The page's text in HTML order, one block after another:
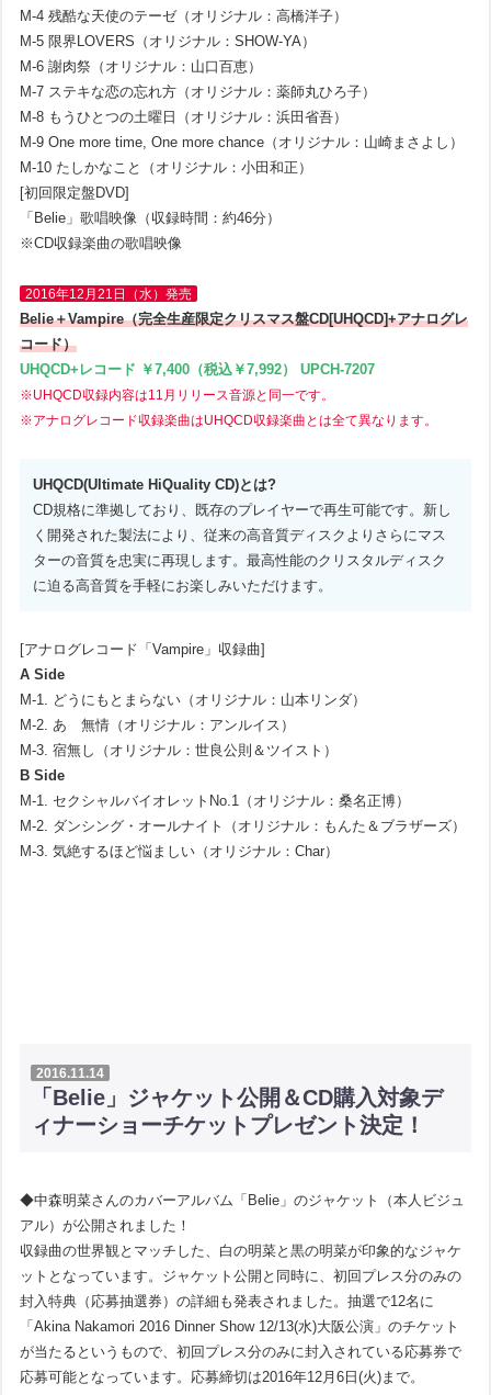
M-4 残酷な天使のテーゼ（オリジナル：高橋洋子）
M-5 限界LOVERS（オリジナル：SHOW-YA）
M-6 謝肉祭（オリジナル：山口百恵）
M-7 ステキな恋の忘れ方（オリジナル：薬師丸ひろ子）
M-8 もうひとつの土曜日（オリジナル：浜田省吾）
M-9 One more time, One more chance（オリジナル：山崎まさよし）
M-10 たしかなこと（オリジナル：小田和正）
[初回限定盤DVD]
「Belie」歌唱映像（収録時間：約46分）
※CD収録楽曲の歌唱映像
2016年12月21日（水）発売
Belie＋Vampire（完全生産限定クリスマス盤CD[UHQCD]+アナログレ
コード）
UHQCD+レコード ￥7,400（税込￥7,992） UPCH-7207
※UHQCD収録内容は11月リリース音源と同一です。
※アナログレコード収録楽曲はUHQCD収録楽曲とは全て異なります。
UHQCD(Ultimate HiQuality CD)とは?
CD規格に準拠しており、既存のプレイヤーで再生可能です。新し
く開発された製法により、従来の高音質ディスクよりさらにマス
ターの音質を忠実に再現します。最高性能のクリスタルディスク
に迫る高音質を手軽にお楽しみいただけます。
[アナログレコード「Vampire」収録曲]
A Side
M-1. どうにもとまらない（オリジナル：山本リンダ）
M-2. あゝ無情（オリジナル：アンルイス）
M-3. 宿無し（オリジナル：世良公則＆ツイスト）
B Side
M-1. セクシャルバイオレットNo.1（オリジナル：桑名正博）
M-2. ダンシング・オールナイト（オリジナル：もんた＆ブラザーズ）
M-3. 気絶するほど悩ましい（オリジナル：Char）
2016.11.14
「Belie」ジャケット公開＆CD購入対象デ
ィナーショーチケットプレゼント決定！
◆中森明菜さんのカバーアルバム「Belie」のジャケット（本人ビジュ
アル）が公開されました！
収録曲の世界観とマッチした、白の明菜と黒の明菜が印象的なジャケ
ットとなっています。ジャケット公開と同時に、初回プレス分のみの
封入特典（応募抽選券）の詳細も発表されました。抽選で12名に
「Akina Nakamori 2016 Dinner Show 12/13(水)大阪公演」のチケット
が当たるというもので、初回プレス分のみに封入されている応募券で
応募可能となっています。応募締切は2016年12月6日(火)まで。